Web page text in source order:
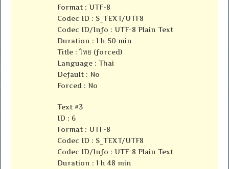
Format : UTF-8
Codec ID : S_TEXT/UTF8
Codec ID/Info : UTF-8 Plain Text
Duration : 1 h 50 min
Title : ไทย (forced)
Language : Thai
Default : No
Forced : No
Text #3
ID : 6
Format : UTF-8
Codec ID : S_TEXT/UTF8
Codec ID/Info : UTF-8 Plain Text
Duration : 1 h 48 min